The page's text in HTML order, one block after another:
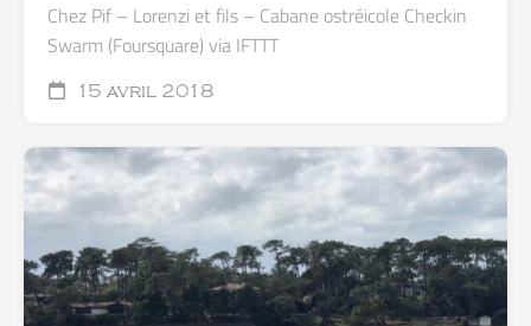
Chez Pif – Lorenzi et fils – Cabane ostréicole Checkin
Swarm (Foursquare) via IFTTT
15 avril 2018